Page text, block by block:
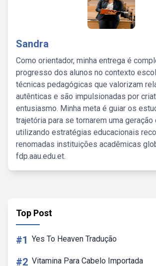
Sandra
Como orientador, minha entrega é
progresso dos alunos no contexto
técnicas pedagógicas que valorizam
autênticas e são impulsionadas por
entusiasmo. Minha meta é guiar os
trajetória para se tornarem uma geração
utilizando estratégias educacionais
renomadas instituições acadêmicas
fdp.aau.edu.et.
Top Post
#1 Yes To Heaven Tradução
#2 Vitamina Para Cabelo Importada